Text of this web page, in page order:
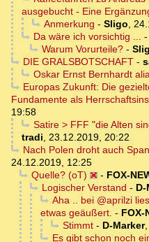
ausgebucht - Eine
Anmerkung - Sligo
Da wäre ich vorsichtig ...
-
Warum Vorurteile?-
DIE GRALSBOTSCHAFT-
Oskar Ernst Bernhardt
Europas Zukunft: Die
Fundamente als
19:58
Satire > FFF "die Alten
tradi
23.12.2019, 20:22
Nach Polen droht auch
24.12.2019, 12:25
Quelle? (oT)
- FOX-
Logischer Verstand - D-
Aha .. bei @aprilzi
etwas geäußert. - FOX-
Stimmt- D-Marker,
Es gibt schon noch